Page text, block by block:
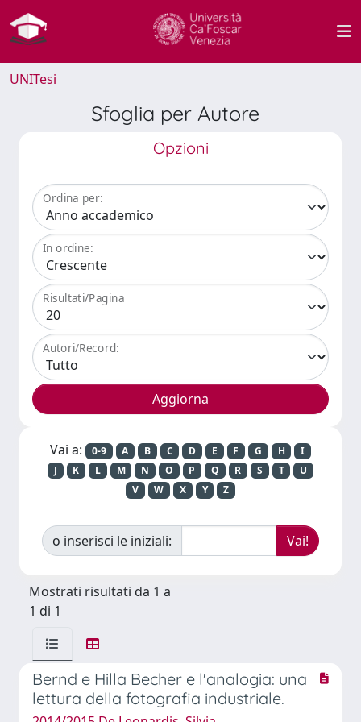
UNITesi
Sfoglia per Autore
Opzioni
Ordina per:
In ordine:
Risultati/Pagina
Autori/Record:
Vai a: 0-9 A B C D E F G H
I
J
K L M N O P Q R S T
U
V
W X Y Z
o inserisci le iniziali:
Mostrati risultati da 1 a
1 di 1
Bernd e Hilla Becher e l'analogia: una
lettura della fotografia industriale.